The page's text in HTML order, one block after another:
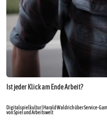
Ist jeder Klick am Ende Arbeit?
Digitalspielkultur | Harald Waldrich über Service-
von Spiel und Arbeitswelt